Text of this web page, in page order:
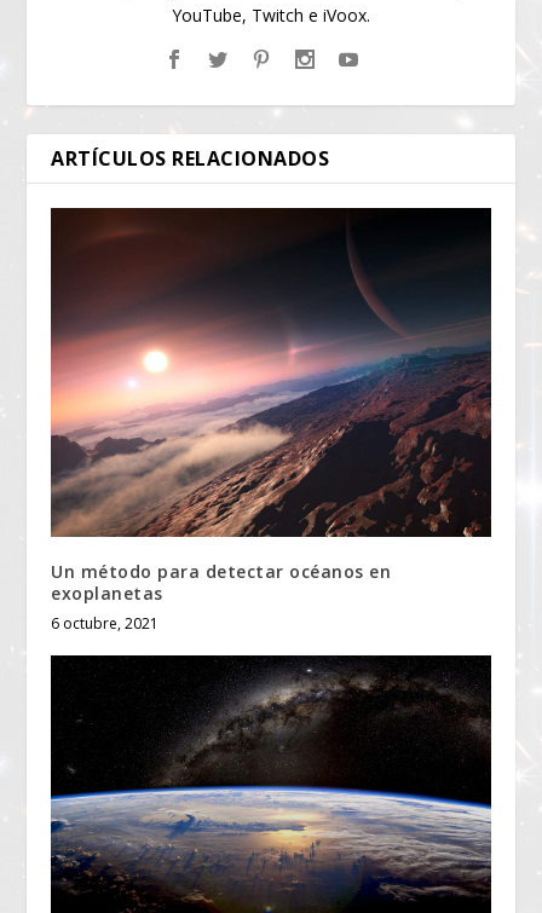
YouTube, Twitch e iVoox.
ARTÍCULOS RELACIONADOS
Un método para detectar océanos en
exoplanetas
6 octubre, 2021